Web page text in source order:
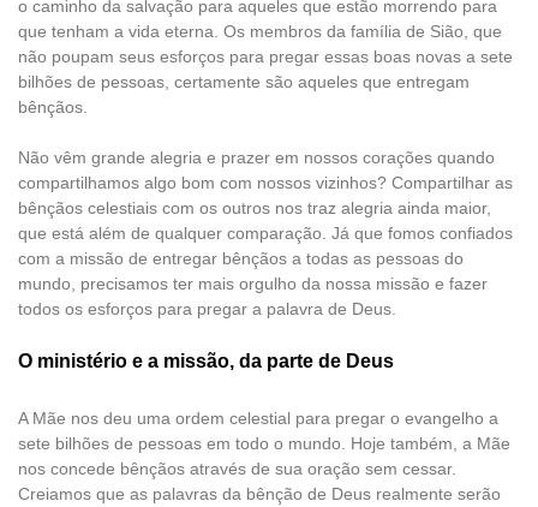
o caminho da salvação para aqueles que estão morrendo para
que tenham a vida eterna. Os membros da família de Sião, que
não poupam seus esforços para pregar essas boas novas a sete
bilhões de pessoas, certamente são aqueles que entregam
bênçãos.
Não vêm grande alegria e prazer em nossos corações quando
compartilhamos algo bom com nossos vizinhos? Compartilhar as
bênçãos celestiais com os outros nos traz alegria ainda maior,
que está além de qualquer comparação. Já que fomos confiados
com a missão de entregar bênçãos a todas as pessoas do
mundo, precisamos ter mais orgulho da nossa missão e fazer
todos os esforços para pregar a palavra de Deus.
O ministério e a missão, da parte de Deus
A Mãe nos deu uma ordem celestial para pregar o evangelho a
sete bilhões de pessoas em todo o mundo. Hoje também, a Mãe
nos concede bênçãos através de sua oração sem cessar.
Creiamos que as palavras da bênção de Deus realmente serão